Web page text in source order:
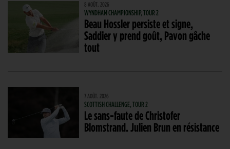
8 AOÛT. 2026
WYNDHAM CHAMPIONSHIP, TOUR 2
Beau Hossler persiste et signe,
Saddier y prend goût, Pavon gâche
tout
7 AOÛT. 2026
SCOTTISH CHALLENGE, TOUR 2
Le sans-faute de Christofer
Blomstrand. Julien Brun en résistance